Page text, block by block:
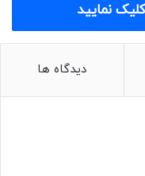
نمایید
دیدگاه ها